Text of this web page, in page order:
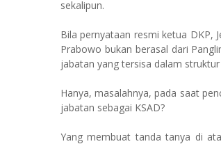
sekalipun.
Bila pernyataan resmi ketua DKP,
Prabowo bukan berasal dari
jabatan yang tersisa dalam
Hanya, masalahnya, pada saat
jabatan sebagai KSAD?
Yang membuat tanda tanya di